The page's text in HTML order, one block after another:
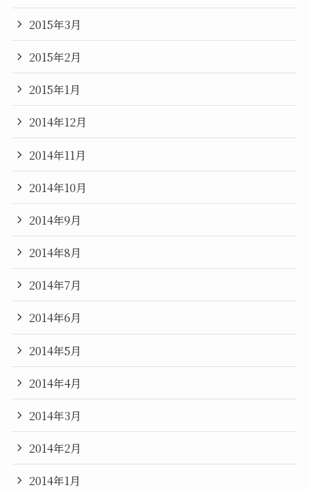
2015年3月
2015年2月
2015年1月
2014年12月
2014年11月
2014年10月
2014年9月
2014年8月
2014年7月
2014年6月
2014年5月
2014年4月
2014年3月
2014年2月
2014年1月